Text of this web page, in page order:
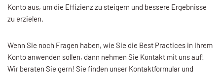
Konto aus, um die Effizienz zu steigern und bessere Ergebnisse
zu erzielen.
Wenn Sie noch Fragen haben, wie Sie die Best Practices in Ihrem
Konto anwenden sollen, dann nehmen Sie Kontakt mit uns auf!
Wir beraten Sie gern! Sie finden unser Kontaktformular und